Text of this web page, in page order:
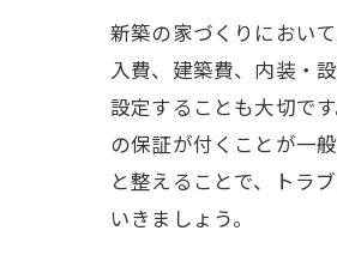
新築の家づくりにおい
入費、建築費、内装・
設定することも大切で
の保証が付くことが一
と整えることで、トラ
いきましょう。